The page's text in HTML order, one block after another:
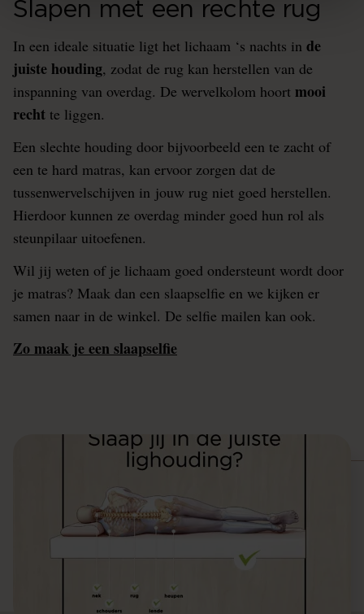
Slapen met een rechte rug
In een ideale situatie ligt het lichaam ‘s nachts in de
juiste houding, zodat de rug kan herstellen van de
inspanning van overdag. De wervelkolom hoort mooi
recht te liggen.
Een slechte houding door bijvoorbeeld een te zacht of
een te hard matras, kan ervoor zorgen dat de
tussenwervelschijven in jouw rug niet goed herstellen.
Hierdoor kunnen ze overdag minder goed hun rol als
steunpilaar uitoefenen.
Wil jij weten of je lichaam goed ondersteunt wordt door
je matras? Maak dan een slaapselfie en we kijken er
samen naar in de winkel. De selfie mailen kan ook.
Zo maak je een slaapselfie